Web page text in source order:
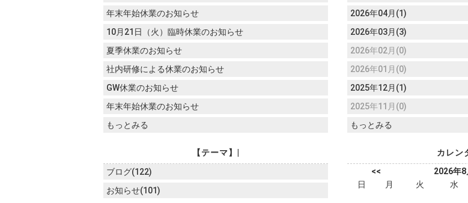
年末年始休業のお知らせ
10月21日（火）臨時休業のお知らせ
夏季休業のお知らせ
社内研修による休業のお知らせ
GW休業のお知らせ
年末年始休業のお知らせ
もっとみる
2026年04月(1)
2026年03月(3)
2026年02月(0)
2026年01月(0)
2025年12月(1)
2025年11月(0)
もっとみる
【テーマ】|
ブログ(122)
お知らせ(101)
カレン
<<
2026年8
日
月 火 水